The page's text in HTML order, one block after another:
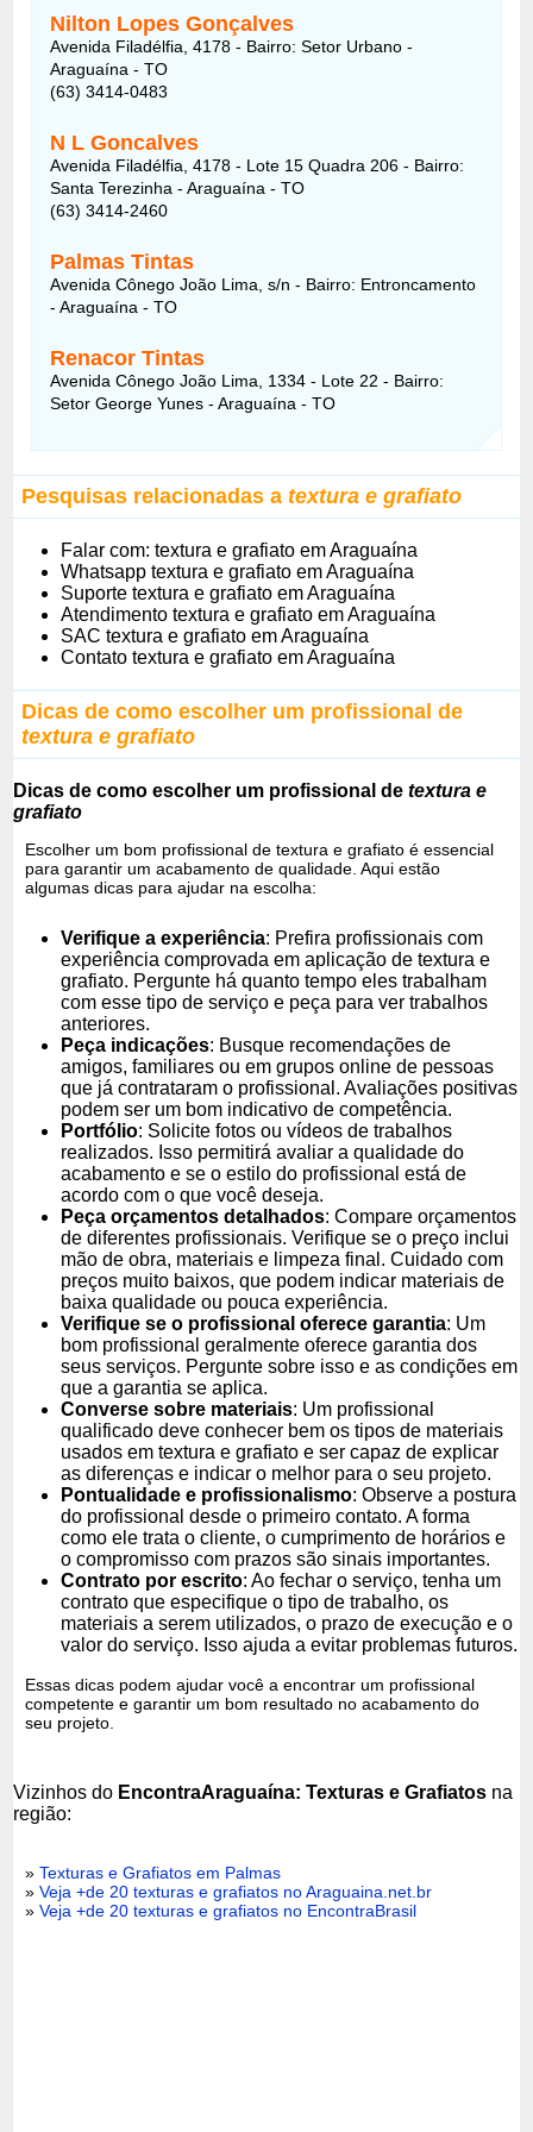
Nilton Lopes Gonçalves
Avenida Filadélfia, 4178 - Bairro: Setor Urbano -
Araguaína - TO
(63) 3414-0483
N L Goncalves
Avenida Filadélfia, 4178 - Lote 15 Quadra 206 - Bairro:
Santa Terezinha - Araguaína - TO
(63) 3414-2460
Palmas Tintas
Avenida Cônego João Lima, s/n - Bairro: Entroncamento
- Araguaína - TO
Renacor Tintas
Avenida Cônego João Lima, 1334 - Lote 22 - Bairro:
Setor George Yunes - Araguaína - TO
Pesquisas relacionadas atextura e grafiato
Falar com: textura e grafiato em Araguaína
Whatsapp textura e grafiato em Araguaína
Suporte textura e grafiato em Araguaína
Atendimento textura e grafiato em Araguaína
SAC textura e grafiato em Araguaína
Contato textura e grafiato em Araguaína
Dicas de como escolher um profissional de
textura e grafiato
Dicas de como escolher um profissional detextura e
grafiato
Escolher um bom profissional de textura e grafiato é essencial
para garantir um acabamento de qualidade. Aqui estão
algumas dicas para ajudar na escolha:
Verifique a experiência: Prefira profissionais com
experiência comprovada em aplicação de textura e
grafiato. Pergunte há quanto tempo eles trabalham
com esse tipo de serviço e peça para ver trabalhos
anteriores.
Peça indicações: Busque recomendações de
amigos, familiares ou em grupos online de pessoas
que já contrataram o profissional. Avaliações positivas
podem ser um bom indicativo de competência.
Portfólio: Solicite fotos ou vídeos de trabalhos
realizados. Isso permitirá avaliar a qualidade do
acabamento e se o estilo do profissional está de
acordo com o que você deseja.
Peça orçamentos detalhados: Compare orçamentos
de diferentes profissionais. Verifique se o preço inclui
mão de obra, materiais e limpeza final. Cuidado com
preços muito baixos, que podem indicar materiais de
baixa qualidade ou pouca experiência.
Verifique se o profissional oferece garantia: Um
bom profissional geralmente oferece garantia dos
seus serviços. Pergunte sobre isso e as condições em
que a garantia se aplica.
Converse sobre materiais: Um profissional
qualificado deve conhecer bem os tipos de materiais
usados em textura e grafiato e ser capaz de explicar
as diferenças e indicar o melhor para o seu projeto.
Pontualidade e profissionalismo: Observe a postura
do profissional desde o primeiro contato. A forma
como ele trata o cliente, o cumprimento de horários e
o compromisso com prazos são sinais importantes.
Contrato por escrito: Ao fechar o serviço, tenha um
contrato que especifique o tipo de trabalho, os
materiais a serem utilizados, o prazo de execução e o
valor do serviço. Isso ajuda a evitar problemas futuros.
Essas dicas podem ajudar você a encontrar um profissional
competente e garantir um bom resultado no acabamento do
seu projeto.
Vizinhos do EncontraAraguaína: Texturas e Grafiatos na
região:
»Texturas e Grafiatos em Palmas
»Veja +de 20 texturas e grafiatos no Araguaina.net.br
»Veja +de 20 texturas e grafiatos no EncontraBrasil